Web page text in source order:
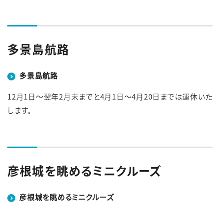
English
多景島航路
多景島航路
12月1日～翌年2月末までと4月1日～4月20日までは運休いた
します。
彦根城を眺めるミニクルーズ
彦根城を眺めるミニクルーズ